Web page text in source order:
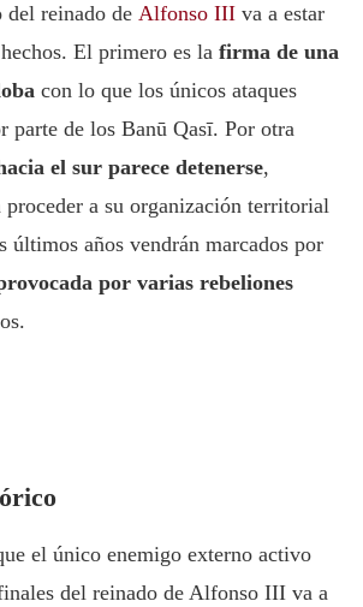
reinado de Alfonso III va a estar
El primero es la firma de una
con lo que los únicos ataques
parte de los Banū Qasī. Por otra
el sur parece detenerse,
proceder a su organización territorial
últimos años vendrán marcados por
por varias rebeliones
el único enemigo externo activo
del reinado de Alfonso III va a